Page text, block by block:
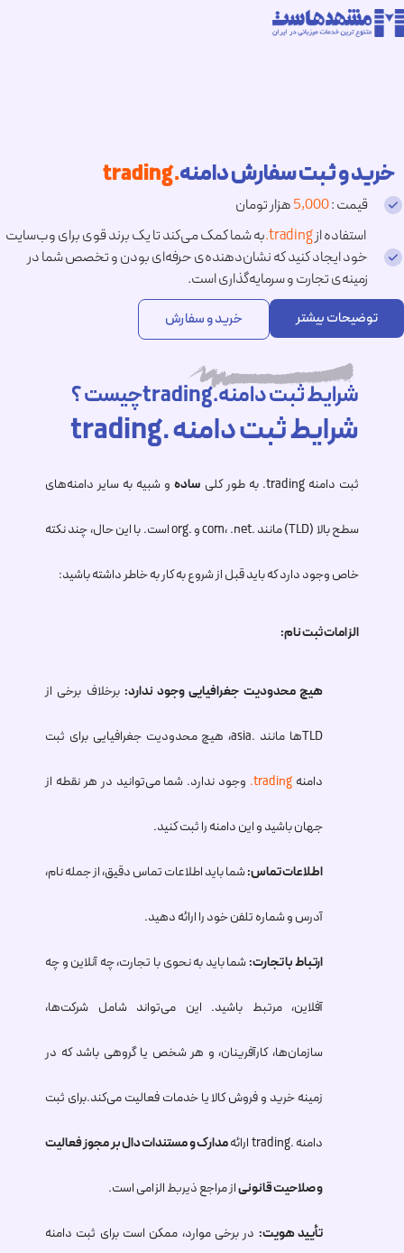
خرید و ثبت سفارش دامنه.trading
قیمت :5,000هزار تومان
استفاده از.tradingبه شما کمک می‌کند تا یک برند قوی برای وب‌سایت
خود ایجاد کنید که نشان‌دهنده‌ی حرفه‌ای بودن و تخصص شما در
زمینه‌ی تجارت و سرمایه‌گذاری است.
توضیحات بیشتر خرید و سفارش
شرایط ثبت دامنه.tradingچیست ؟
شرایط ثبت دامنه .trading
ثبت دامنه.trading به طور کلی سادهو شبیه به سایر دامنه‌های
سطح بالا (TLD) مانند .com، .net و .org است. با این حال، چند نکته
خاص وجود دارد که باید قبل از شروع به کار به خاطر داشته باشید:
الزامات ثبت نام:
هیچ محدودیت جغرافیایی وجود ندارد: برخلاف برخی از
TLDها مانند .asia، هیچ محدودیت جغرافیایی برای ثبت
دامنه .trading وجود ندارد. شما می‌توانید در هر نقطه از
جهان باشید و این دامنه را ثبت کنید.
اطلاعات تماس:شما باید اطلاعات تماس دقیق، از جمله نام،
آدرس و شماره تلفن خود را ارائه دهید.
ارتباط با تجارت: شما باید به نحوی با تجارت، چه آنلاین و چه
آفلاین، مرتبط باشید. این می‌تواند شامل شرکت‌ها،
سازمان‌ها، کارآفرینان، و هر شخص یا گروهی باشد که در
زمینه خرید و فروش کالا یا خدمات فعالیت می‌کند.برای ثبت
دامنه .trading ارائه مدارک و مستندات دال بر مجوز فعالیت
و صلاحیت قانونیاز مراجع ذیربط الزامی است.
تأیید هویت: در برخی موارد، ممکن است برای ثبت دامنه